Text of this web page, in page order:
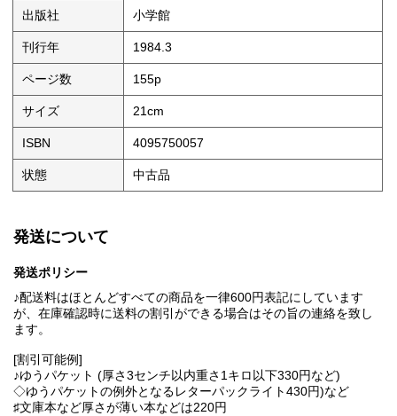
出版社 小学館
刊行年 1984.3
ページ数 155p
サイズ 21cm
ISBN 4095750057
状態 中古品
発送について
発送ポリシー
♪配送料はほとんどすべての商品を一律600円表記にしています
が、在庫確認時に送料の割引ができる場合はその旨の連絡を致し
ます。
[割引可能例]
♪ゆうパケット (厚さ3センチ以内重さ1キロ以下330円など)
◇ゆうパケットの例外となるレターパックライト430円)など
♯文庫本など厚さが薄い本などは220円